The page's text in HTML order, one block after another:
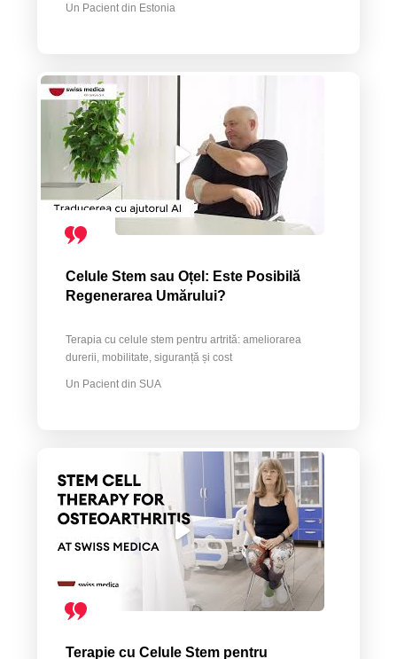
Un Pacient din Estonia
Celule Stem sau Oțel: Este Posibilă
Regenerarea Umărului?
Terapia cu celule stem pentru artrită: ameliorarea
durerii, mobilitate, siguranță și cost
Un Pacient din SUA
Terapie cu Celule Stem pentru